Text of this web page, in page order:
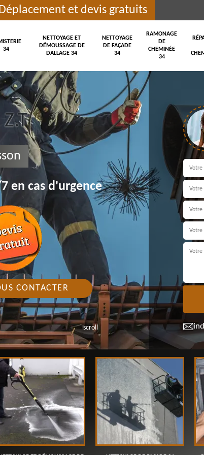
et devis gratuits
34
NETTOYAGE ET
DÉMOUSSAGE DE
DALLAGE 34
NETTOYAGE
DE FAÇADE
34
RAMONAGE
DE
CHEMINÉE
34
scroll
en cas d'urgence
CONTACTER